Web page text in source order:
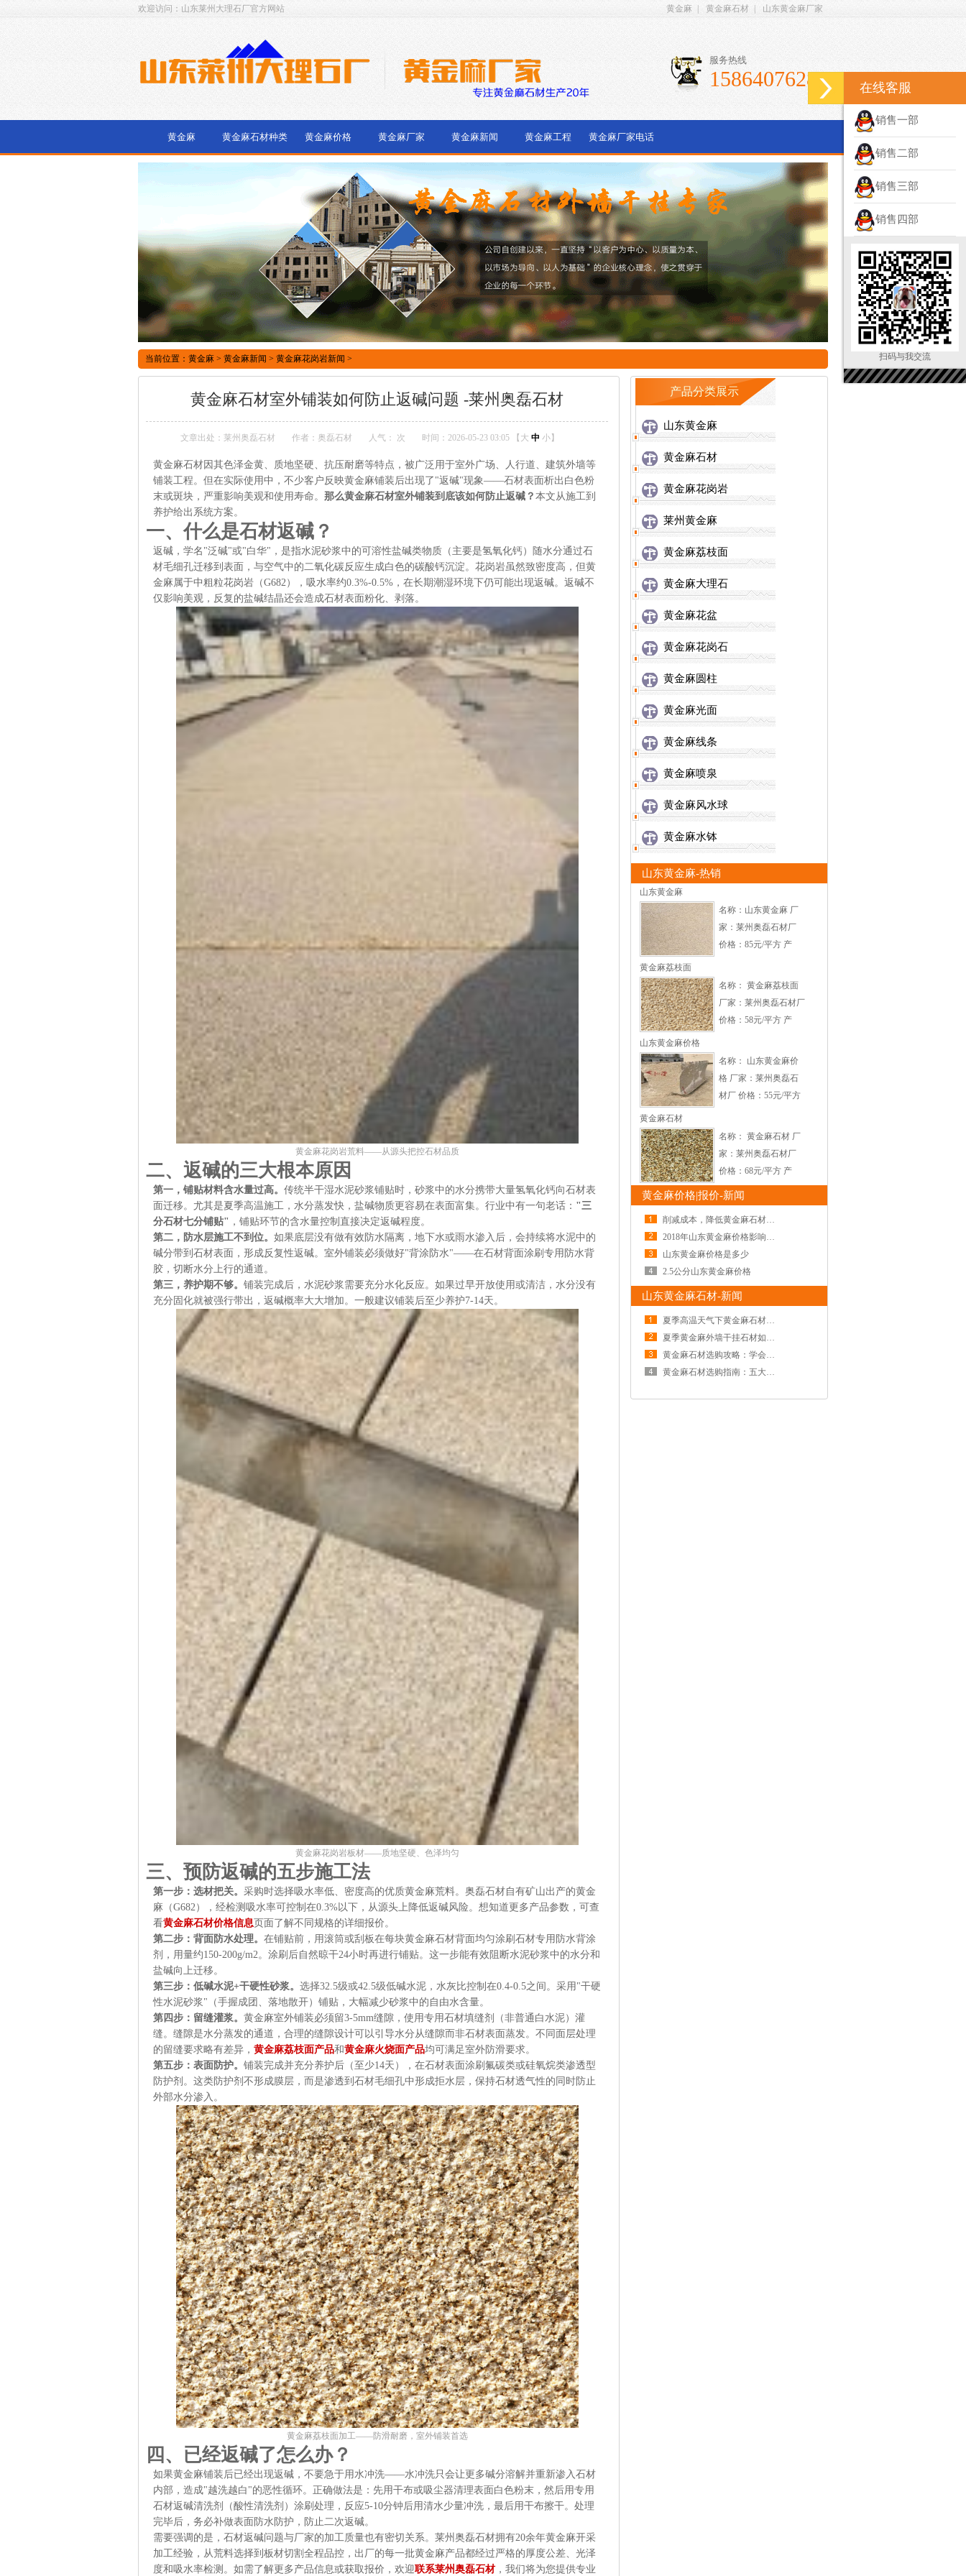
欢迎访问：山东莱州大理石厂官方网站 黄金麻 黄金麻石材 山东黄金麻厂家
服务热线
15864076286
黄金麻 黄金麻石材种类 黄金麻价格 黄金麻厂家 黄金麻新闻 黄金麻工程 黄金麻厂家电话
当前位置： 黄金麻 > 黄金麻新闻 > 黄金麻花岗岩新闻 >
黄金麻石材室外铺装如何防止返碱问题 -莱州奥磊石材
文章出处：莱州奥磊石材 作者：奥磊石材 人气： 次 时间：2026-05-23 03:05 【 大 中 小】
黄金麻石材因其色泽金黄、质地坚硬、抗压耐磨等特点，被广泛用于室外广场、人行道、建筑外墙等
铺装工程。但在实际使用中，不少客户反映黄金麻铺装后出现了"返碱"现象——石材表面析出白色粉
末或斑块，严重影响美观和使用寿命。 那么黄金麻石材室外铺装到底该如何防止返碱？ 本文从施工到
养护给出系统方案。
一、什么是石材返碱？
返碱，学名"泛碱"或"白华"，是指水泥砂浆中的可溶性盐碱类物质（主要是氢氧化钙）随水分通过石
材毛细孔迁移到表面，与空气中的二氧化碳反应生成白色的碳酸钙沉淀。花岗岩虽然致密度高，但黄
金麻属于中粗粒花岗岩（G682），吸水率约0.3%-0.5%，在长期潮湿环境下仍可能出现返碱。返碱不
仅影响美观，反复的盐碱结晶还会造成石材表面粉化、剥落。
黄金麻花岗岩荒料——从源头把控石材品质
二、返碱的三大根本原因
第一，铺贴材料含水量过高。 传统半干湿水泥砂浆铺贴时，砂浆中的水分携带大量氢氧化钙向石材表
面迁移。尤其是夏季高温施工，水分蒸发快，盐碱物质更容易在表面富集。行业中有一句老话： "三
分石材七分铺贴" ，铺贴环节的含水量控制直接决定返碱程度。
第二，防水层施工不到位。 如果底层没有做有效防水隔离，地下水或雨水渗入后，会持续将水泥中的
碱分带到石材表面，形成反复性返碱。室外铺装必须做好"背涂防水"——在石材背面涂刷专用防水背
胶，切断水分上行的通道。
第三，养护期不够。 铺装完成后，水泥砂浆需要充分水化反应。如果过早开放使用或清洁，水分没有
充分固化就被强行带出，返碱概率大大增加。一般建议铺装后至少养护7-14天。
黄金麻花岗岩板材——质地坚硬、色泽均匀
三、预防返碱的五步施工法
第一步：选材把关。 采购时选择吸水率低、密度高的优质黄金麻荒料。奥磊石材自有矿山出产的黄金
麻（G682），经检测吸水率可控制在0.3%以下，从源头上降低返碱风险。想知道更多产品参数，可查
看黄金麻石材价格信息页面了解不同规格的详细报价。
第二步：背面防水处理。 在铺贴前，用滚筒或刮板在每块黄金麻石材背面均匀涂刷石材专用防水背涂
剂，用量约150-200g/m2。涂刷后自然晾干24小时再进行铺贴。这一步能有效阻断水泥砂浆中的水分和
盐碱向上迁移。
第三步：低碱水泥+干硬性砂浆。 选择32.5级或42.5级低碱水泥，水灰比控制在0.4-0.5之间。采用"干硬
性水泥砂浆"（手握成团、落地散开）铺贴，大幅减少砂浆中的自由水含量。
第四步：留缝灌浆。 黄金麻室外铺装必须留3-5mm缝隙，使用专用石材填缝剂（非普通白水泥）灌
缝。缝隙是水分蒸发的通道，合理的缝隙设计可以引导水分从缝隙而非石材表面蒸发。不同面层处理
的留缝要求略有差异， 黄金麻荔枝面产品和黄金麻火烧面产品均可满足室外防滑要求。
第五步：表面防护。 铺装完成并充分养护后（至少14天），在石材表面涂刷氟碳类或硅氧烷类渗透型
防护剂。这类防护剂不形成膜层，而是渗透到石材毛细孔中形成拒水层，保持石材透气性的同时防止
外部水分渗入。
黄金麻荔枝面加工——防滑耐磨，室外铺装首选
四、已经返碱了怎么办？
如果黄金麻铺装后已经出现返碱，不要急于用水冲洗——水冲洗只会让更多碱分溶解并重新渗入石材
内部，造成"越洗越白"的恶性循环。正确做法是：先用干布或吸尘器清理表面白色粉末，然后用专用
石材返碱清洗剂（酸性清洗剂）涂刷处理，反应5-10分钟后用清水少量冲洗，最后用干布擦干。处理
完毕后，务必补做表面防水防护，防止二次返碱。
需要强调的是，石材返碱问题与厂家的加工质量也有密切关系。莱州奥磊石材拥有20余年黄金麻开采
加工经验，从荒料选择到板材切割全程品控，出厂的每一批黄金麻产品都经过严格的厚度公差、光泽
度和吸水率检测。如需了解更多产品信息或获取报价，欢迎联系莱州奥磊石材，我们将为您提供专业
产品分类展示
山东黄金麻
黄金麻石材
黄金麻花岗岩
莱州黄金麻
黄金麻荔枝面
黄金麻大理石
黄金麻花盆
黄金麻花岗石
黄金麻圆柱
黄金麻光面
黄金麻线条
黄金麻喷泉
黄金麻风水球
黄金麻水钵
山东黄金麻-热销
山东黄金麻
名称：山东黄金麻 厂
家：莱州奥磊石材厂
价格：85元/平方 产
式：火烧面，荔枝面，
光面，自然面等 适用
范围：适用于石材幕
黄金麻荔枝面
名称： 黄金麻荔枝面
厂家：莱州奥磊石材厂
价格：58元/平方 产
浅黄，中黄，深黄，大
花，中花，小花 加工
方式：荔枝面，火烧
山东黄金麻价格
名称： 山东黄金麻价
格 厂家：莱州奥磊石
材厂 价格：55元/平方
方式： 适用范围：适
用于石材幕墙，外墙干
挂，道路厂区，小区园
莱州
黄金麻石材
名称： 黄金麻石材 厂
家：莱州奥磊石材厂
价格：68元/平方 产
地：山东莱州 颜色：
浅黄，中黄，深黄，大
花，中花，小花 加工
方式：荔枝面，火烧
面，光面，自然面 适
用范围：
黄金麻价格|报价-新闻
削减成本，降低黄金麻石材价格
2018年山东黄金麻价格影响因素
山东黄金麻价格是多少
2.5公分山东黄金麻价格
山东黄金麻石材-新闻
夏季高温天气下黄金麻石材铺贴的
夏季黄金麻外墙干挂石材如何保养
黄金麻石材选购攻略：学会这五招
黄金麻石材选购指南：五大核心品
在线客服
销售一部
销售二部
销售三部
销售四部
扫码与我交流